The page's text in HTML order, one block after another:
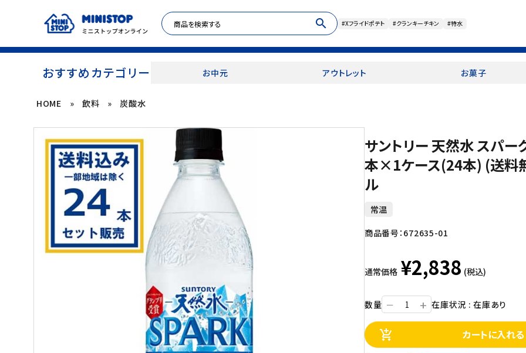
search #Xフライドポテト #クランキーチキン #特水
おすすめカテゴリー お中元 アウトレット お菓子
ACCOUNT MENU
ログイン person 新規登録
カテゴリから探す
冷凍食品
HOME » 飲料 » 炭酸水
サントリー 天然水 スパ
本×1ケース(24本) (送料
ル
常温
商品番号： 672635-01
通常価格 ¥2,838 (税込)
数量 ー + 在庫状況 : 在庫あり
add_shopping_cart カートに入れる